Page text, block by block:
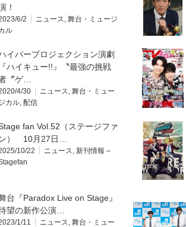
！
6/2 ニュース, 舞台・ミュージ
ル
イパープロジェクション演劇
『ハイキュー!!』〝最強の挑戦
〞ゲ…
4/30 ニュース, 舞台・ミュー
カル, 配信
fan Vol.52（ステージファ
ン） 10月27日…
10/22 ニュース, 新刊情報 –
台『Paradox Live on Stage』
望の新作公演…
1/11 ニュース, 舞台・ミュー